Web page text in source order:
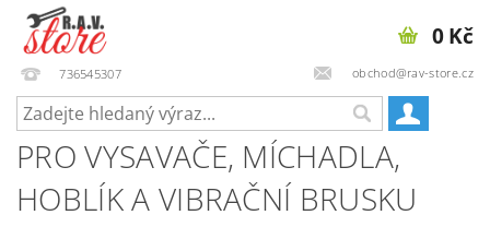
736545307 obchod@rav-store.cz
0 Kč
PRO VYSAVAČE, MÍCHADLA,
HOBLÍK A VIBRAČNÍ BRUSKU